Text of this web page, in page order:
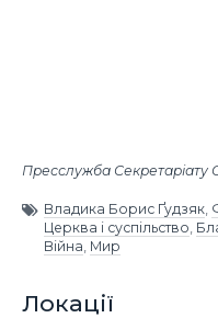
Пресслужба Секретаріату
Владика Борис Ґудзяк
Церква і суспільство
Війна Мир
Локації